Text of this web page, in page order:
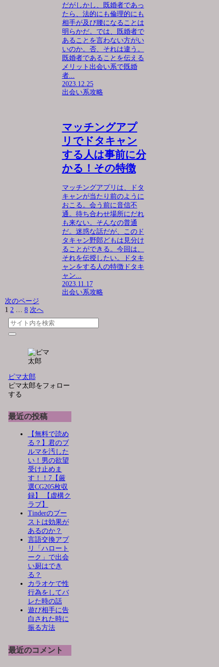
だがしかし、既婚者であっ
たら、法的にも倫理的にも
相手が及び腰になることは
明らかだ。では、既婚者で
あることを言わない方がい
いのか。否、それは違う。
既婚者であることを伝える
メリット出会い系で既婚
者...
2023.12.25
出会い系攻略
マッチングアプ
リでドタキャン
する人は事前に分
かる！その特徴
マッチングアプリは、ドタ
キャンが当たり前のように
おこる。会う前に音信不
通。待ち合わせ場所にだれ
も来ない。そんなの普通
だ。迷惑な話だが、このド
タキャン野郎どもは見分け
ることができる。今回は、
それを伝授したい。ドタキ
ャンをする人の特徴ドタキ
ャン...
2023.11.17
出会い系攻略
次のページ
1 2 … 8 次へ
ピマ太郎
ピマ太郎をフォロー
する
最近の投稿
【無料で読め
る？】君のブ
ルマを汚した
い！男の欲望
受け止めま
す！！7【厳
選CG205枚収
録】 【虚構ク
ラブ】
Tinderのブー
ストは効果が
あるのか？
言語交換アプ
リ「ハロート
ーク」で出会
い厨はでき
る？
カラオケで性
行為をしてバ
レた時の話
遊び相手に告
白された時に
振る方法
最近のコメント